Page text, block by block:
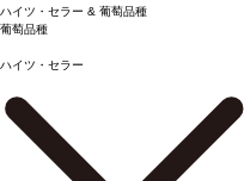
ハイツ・セラー & 葡萄品種
葡萄品種
ハイツ・セラー